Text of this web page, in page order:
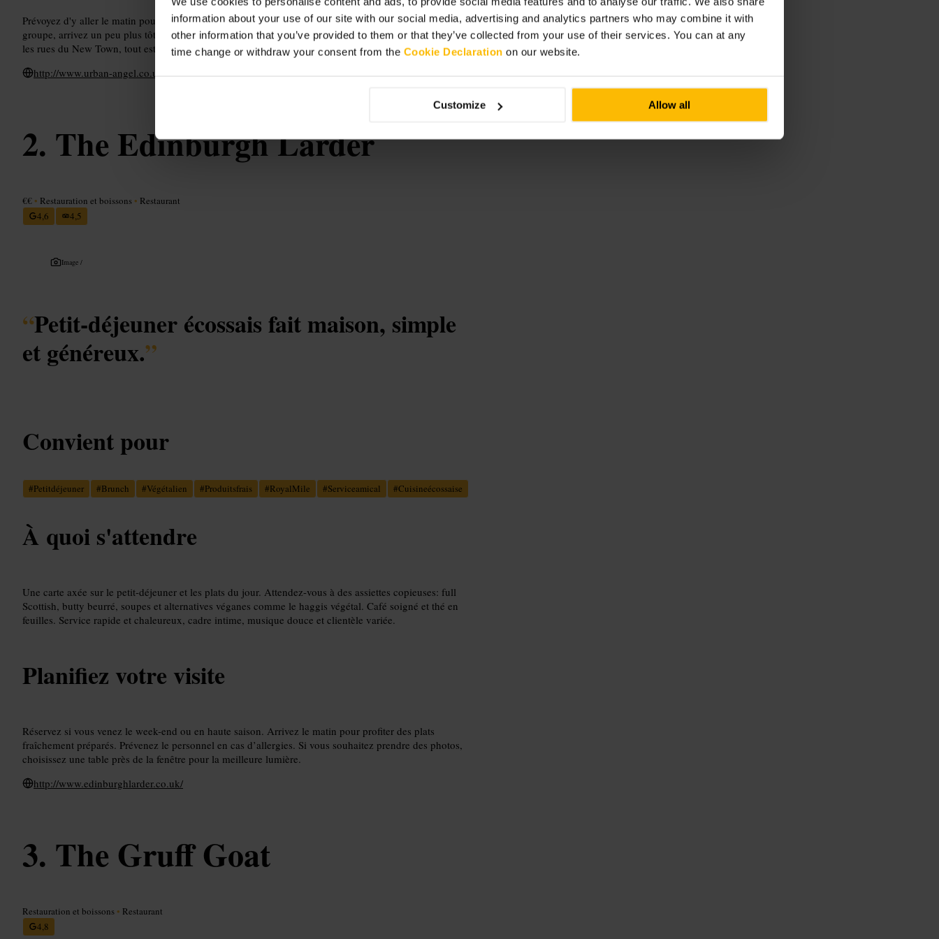
information about your use of our site with our social media, advertising and analytics partners who may combine it with
other information that you’ve provided to them or that they’ve collected from your use of their services. You can at any
time change or withdraw your consent from the Cookie Declaration on our website.
Customize Allow all
Prévoyez d'y aller le matin pour profiter des pâtisseries fraîchement sorties du four. Pour un repas en
groupe, arrivez un peu plus tôt le week-end: l'espace peut se remplir vite. Après le repas, partez visiter
les rues du New Town, tout est proche.
http://www.urban-angel.co.uk/
The Edinburgh Larder
€€ • Restauration et boissons • Restaurant
4,6
4,5
Image /
“Petit-déjeuner écossais fait maison, simple
et généreux.”
Convient pour
#Petitdéjeuner #Brunch #Végétalien #Produitsfrais #RoyalMile #Serviceamical #Cuisineécossaise
À quoi s'attendre
Une carte axée sur le petit-déjeuner et les plats du jour. Attendez-vous à des assiettes copieuses: full
Scottish, butty beurré, soupes et alternatives véganes comme le haggis végétal. Café soigné et thé en
feuilles. Service rapide et chaleureux, cadre intime, musique douce et clientèle variée.
Planifiez votre visite
Réservez si vous venez le week-end ou en haute saison. Arrivez le matin pour profiter des plats
fraîchement préparés. Prévenez le personnel en cas d’allergies. Si vous souhaitez prendre des photos,
choisissez une table près de la fenêtre pour la meilleure lumière.
http://www.edinburghlarder.co.uk/
The Gruff Goat
Restauration et boissons • Restaurant
4,8